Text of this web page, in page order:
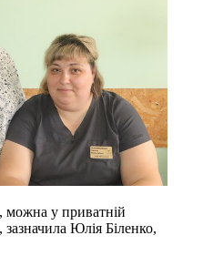
можна у приватній
Юлія Біленко,